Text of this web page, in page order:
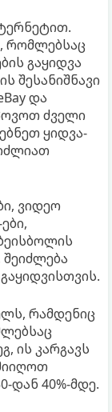
რომლებსაც
გაყიდვა
შესანიშნავი
და
ძველი
ყიდვა-
ვიდეო
რამდენიც
ის კარგავს
დან 40%-მდე.